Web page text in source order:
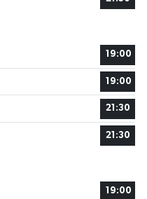
19:00
19:00
21:30
21:30
19:00